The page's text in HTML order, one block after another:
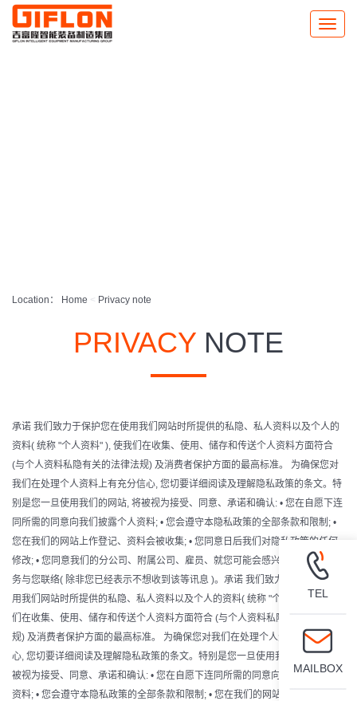
Toggle
Location： Home < Privacy note
PRIVACY NOTE
承诺 我们致力于保护您在使用我们网站时所提供的私隐、私人资料以及个人的
资料( 统称 "个人资料" ), 使我们在收集、使用、储存和传送个人资料方面符合
(与个人资料私隐有关的法律法规) 及消费者保护方面的最高标准。 为确保您对
我们在处理个人资料上有充分信心, 您切要详细阅读及理解隐私政策的条文。特
别是您一旦使用我们的网站, 将被视为接受、同意、承诺和确认: • 您在自愿下连
同所需的同意向我们披露个人资料; • 您会遵守本隐私政策的全部条款和限制; •
您在我们的网站上作登记、资料会被收集; • 您同意日后我们对隐私政策的任何
修改; • 您同意我们的分公司、附属公司、雇员、就您可能会感兴趣的产品和服
务与您联络( 除非您已经表示不想收到该等讯息 )。承诺 我们致力于保护您在使
用我们网站时所提供的私隐、私人资料以及个人的资料( 统称 "个人资料" ), 使我
们在收集、使用、储存和传送个人资料方面符合 (与个人资料私隐有关的法律法
规) 及消费者保护方面的最高标准。 为确保您对我们在处理个人资料上有充分信
心, 您切要详细阅读及理解隐私政策的条文。特别是您一旦使用我们的网站, 将
被视为接受、同意、承诺和确认: • 您在自愿下连同所需的同意向我们披露个人
资料; • 您会遵守本隐私政策的全部条款和限制; • 您在我们的网站上作登记、资
TEL
MAILBOX